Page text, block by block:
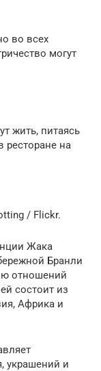
во всех
могут
жить, питаясь
ресторане на
/ Flickr.
Жака
Бранли
отношений
состоит из
Африка и
украшений и